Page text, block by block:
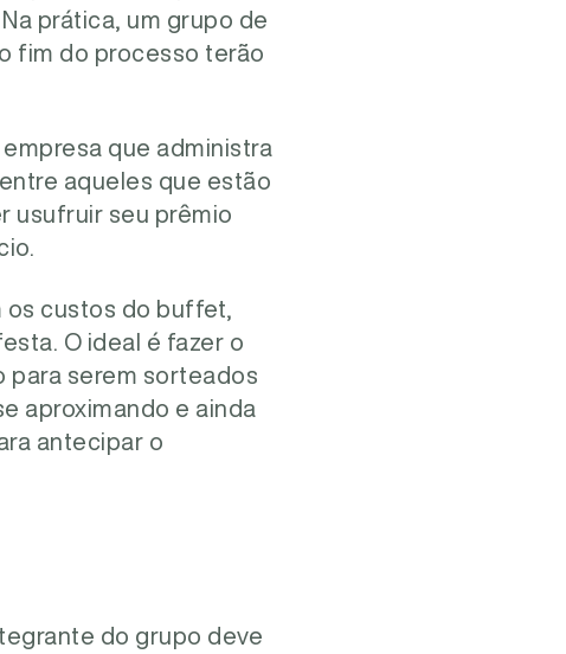
prática, um grupo de
fim do processo terão
que administra
aqueles que estão
usufruir seu prêmio
custos do buffet,
O ideal é fazer o
para serem sorteados
aproximando e ainda
antecipar o
do grupo deve